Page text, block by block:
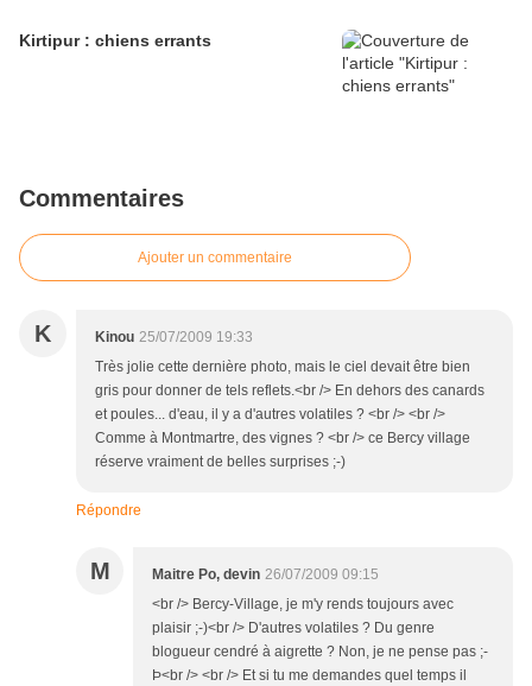
Kirtipur : chiens errants
Commentaires
Ajouter un commentaire
K Kinou 25/07/2009 19:33
Très jolie cette dernière photo, mais le ciel devait être bien
gris pour donner de tels reflets.<br /> En dehors des canards
et poules... d'eau, il y a d'autres volatiles ? <br /> <br />
Comme à Montmartre, des vignes ? <br /> ce Bercy village
réserve vraiment de belles surprises ;-)
Répondre
M Maitre Po, devin 26/07/2009 09:15
<br /> Bercy-Village, je m'y rends toujours avec
plaisir ;-)<br /> D'autres volatiles ? Du genre
blogueur cendré à aigrette ? Non, je ne pense pas ;-
Þ<br /> <br /> Et si tu me demandes quel temps il